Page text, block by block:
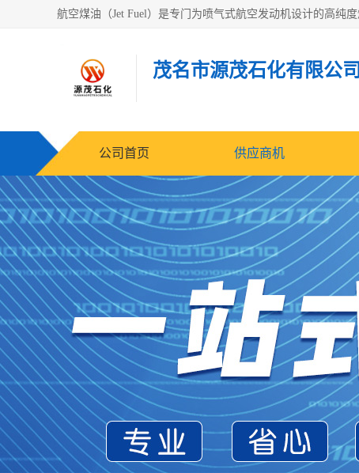
茂名市源茂石化有限公司
公司首页 供应商机